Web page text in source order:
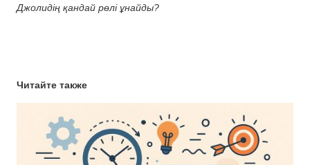
Джолидің қандай рөлі ұнайды?
Читайте также